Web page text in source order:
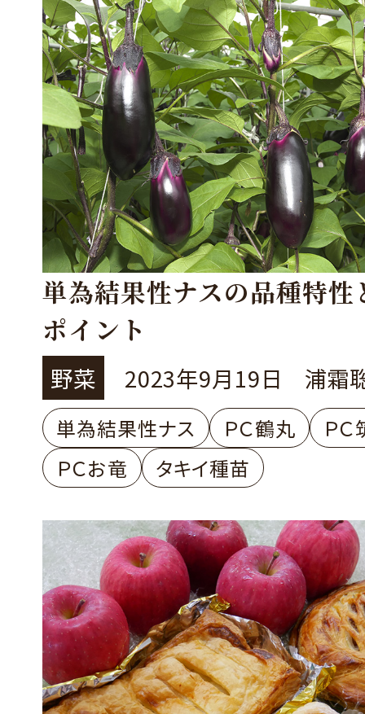
単為結果性ナスの品種特性
ポイント
野菜 2023年9月19日 浦霜
単為結果性ナス ＰＣ鶴丸
Ｐ
ＰＣお竜
タキイ種苗